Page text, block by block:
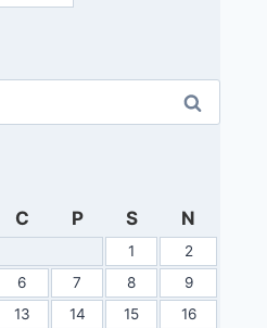
C P S N
1
2
6 7 8
9
13 14 15
16